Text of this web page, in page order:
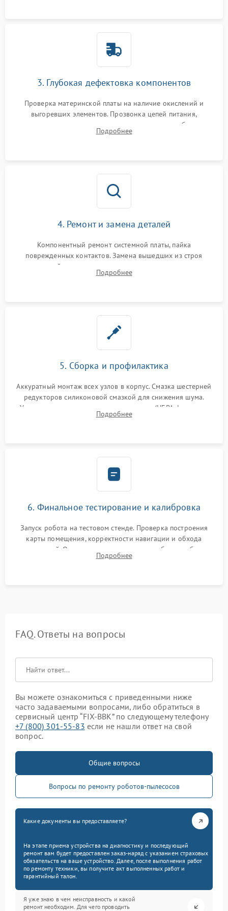
3. Глубокая дефектовка компонентов
Проверка материнской платы на наличие окислений и
выгоревших элементов. Прозвонка цепей питания,
тестирование приводных моторов колес и турбины
всасывания. Оценка состояния оптических и инфракрасных
Подробнее
4. Ремонт и замена деталей
Компонентный ремонт системной платы, пайка
поврежденных контактов. Замена вышедших из строя
двигателей, изношенного аккумулятора, неисправного
лидара или помпы подачи воды. Восстановление шлейфов и
Подробнее
5. Сборка и профилактика
Аккуратный монтаж всех узлов в корпус. Смазка шестерней
редукторов силиконовой смазкой для снижения шума.
Установка новых расходных материалов (HEPA-фильтров,
микрофибры, щеток). Надежная фиксация разъемов и
Подробнее
6. Финальное тестирование и калибровка
Запуск робота на тестовом стенде. Проверка построения
карты помещения, корректности навигации и обхода
препятствий. Оценка силы всасывания и работы турбины.
Тестирование автоматического возврата на док-станцию и
Подробнее
FAQ. Ответы на вопросы
Вы можете ознакомиться с приведенными ниже
часто задаваемыми вопросами, либо обратиться в
сервисный центр “FIX-BBK” по следующему телефону
+7 (800) 301-55-83 если не нашли ответ на свой
вопрос.
Общие вопросы
Вопросы по ремонту роботов-пылесосов
Какие документы вы предоставляете?
На этапе приема устройства на диагностику и последующий
ремонт вам будет предоставлен заказ-наряд с указанием страховых
обязательств на ваше устройство. Далее, после выполнения работ
по ремонту техники, вы получите акт выполненных работ и
гарантийный талон.
Я уже знаю в чем неисправность и какой
ремонт необходим. Для чего проводить